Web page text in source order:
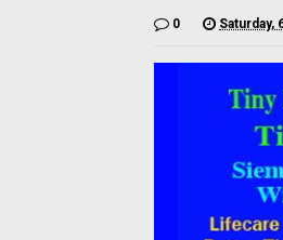
0 Saturday,